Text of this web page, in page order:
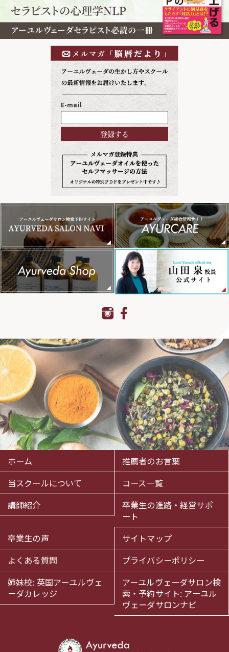
E-mail
ホーム
推薦者のお言葉
当スクールについて
コース一覧
講師紹介
卒業生の進路・経営サポ
ート
卒業生の声
サイトマップ
よくある質問
プライバシーポリシー
姉妹校: 英国アーユルヴェ
ーダカレッジ
アーユルヴェーダサロン検
索・予約サイト: アーユル
ヴェーダサロンナビ